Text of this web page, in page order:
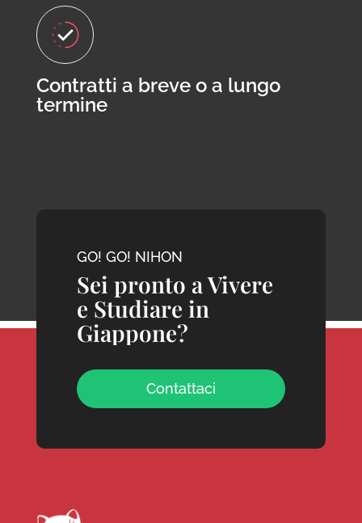
Contratti a breve o a lungo
termine
GO! GO! NIHON
Sei pronto a Vivere
e Studiare in
Giappone?
Contattaci